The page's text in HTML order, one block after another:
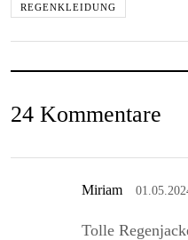
REGENKLEIDUNG
24 Kommentare
Miriam
Tolle